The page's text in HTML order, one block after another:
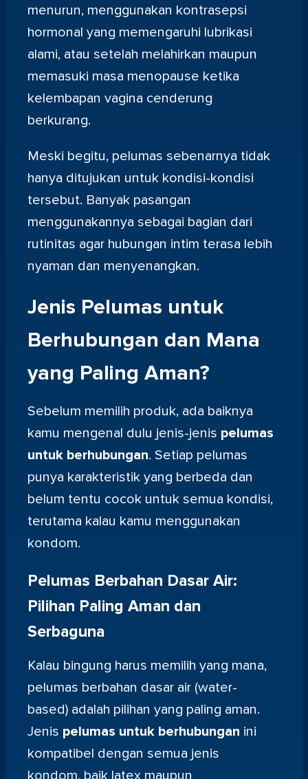
menurun, menggunakan kontrasepsi
hormonal yang memengaruhi lubrikasi
alami, atau setelah melahirkan maupun
memasuki masa menopause ketika
kelembapan vagina cenderung
berkurang.
Meski begitu, pelumas sebenarnya tidak
hanya ditujukan untuk kondisi-kondisi
tersebut. Banyak pasangan
menggunakannya sebagai bagian dari
rutinitas agar hubungan intim terasa lebih
nyaman dan menyenangkan.
Jenis Pelumas untuk
Berhubungan dan Mana
yang Paling Aman?
Sebelum memilih produk, ada baiknya
kamu mengenal dulu jenis-jenis pelumas
untuk berhubungan. Setiap pelumas
punya karakteristik yang berbeda dan
belum tentu cocok untuk semua kondisi,
terutama kalau kamu menggunakan
kondom.
Pelumas Berbahan Dasar Air:
Pilihan Paling Aman dan
Serbaguna
Kalau bingung harus memilih yang mana,
pelumas berbahan dasar air (water-
based) adalah pilihan yang paling aman.
Jenis pelumas untuk berhubungan ini
kompatibel dengan semua jenis
kondom, baik latex maupun